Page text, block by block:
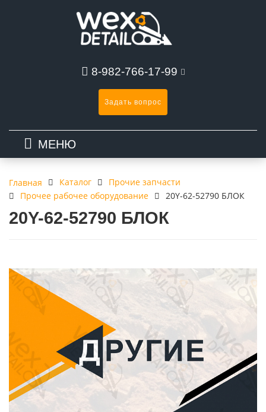
8-982-766-17-99
Задать вопрос
МЕНЮ
Главная Каталог
Прочие запчасти
Прочее рабочее оборудование
20Y-62-52790 БЛОК
20Y-62-52790 БЛОК